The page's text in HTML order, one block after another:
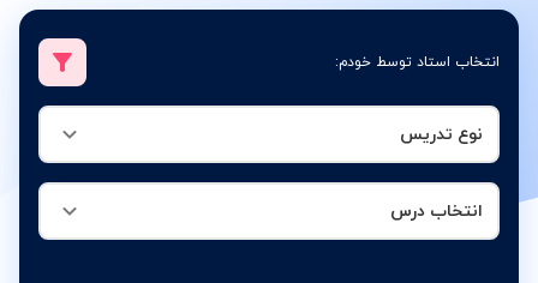
انتخاب استاد توسط خودم:
نوع تدریس
انتخاب درس